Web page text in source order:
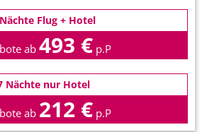
Flug + Hotel
ab 493 € p.P
Nächte nur Hotel
ab 212 € p.P